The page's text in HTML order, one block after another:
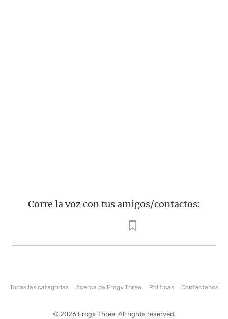
Corre la voz con tus amigos/contactos:
Todas las categorías Acerca de Frogx Three Politicas Contáctanos
© 2026 Frogx Three. All rights reserved.